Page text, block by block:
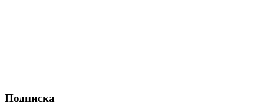
Подписка